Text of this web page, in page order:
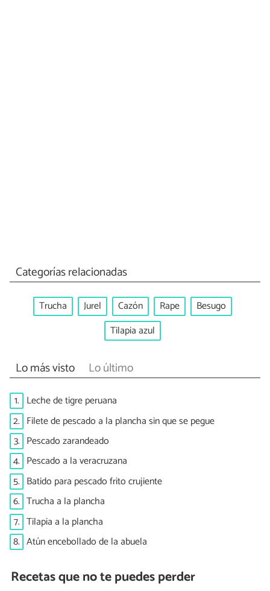
Categorías relacionadas
Trucha Jurel Cazón Rape
Besugo
Tilapia azul
Lo más visto Lo último
1. Leche de tigre peruana
2. Filete de pescado a la plancha sin que se pegue
3. Pescado zarandeado
4. Pescado a la veracruzana
5. Batido para pescado frito crujiente
6. Trucha a la plancha
7. Tilapia a la plancha
8. Atún encebollado de la abuela
Recetas que no te puedes perder